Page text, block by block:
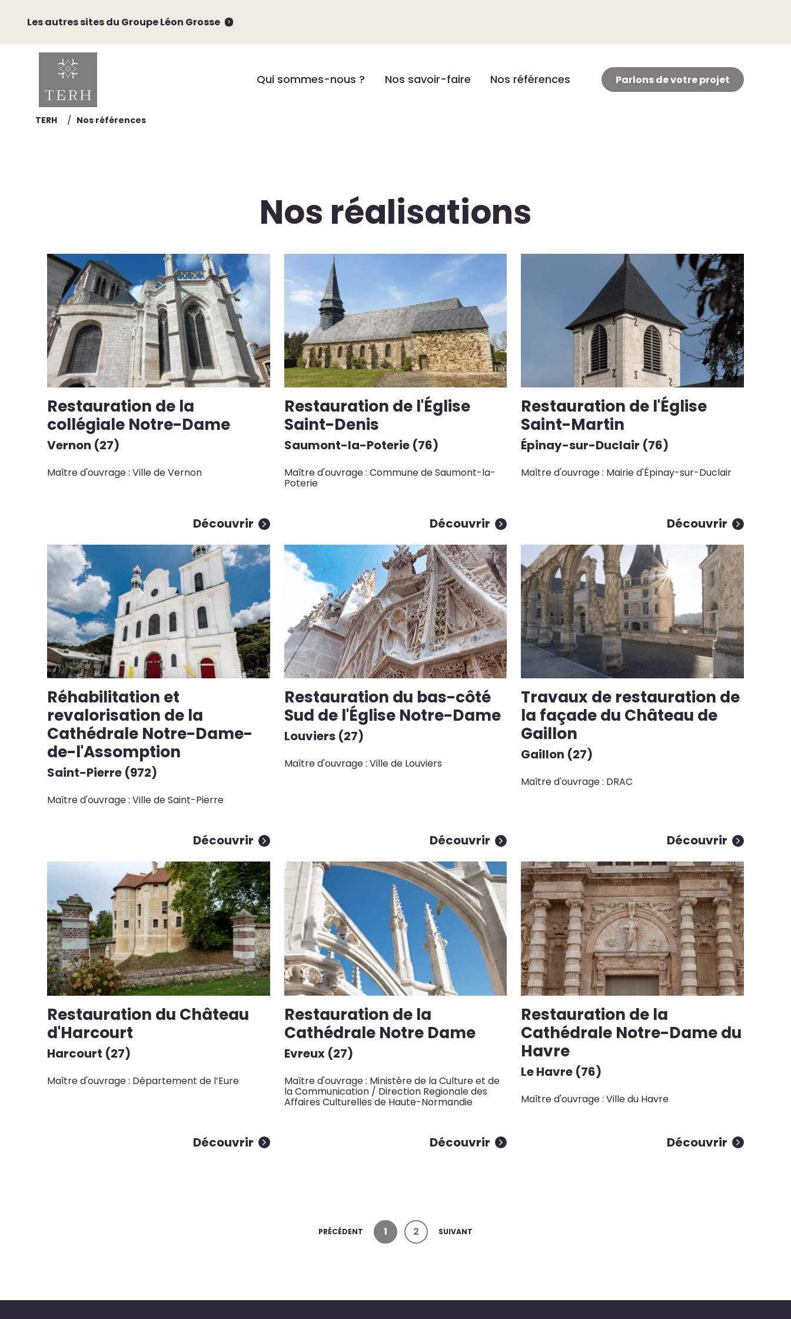
Les autres sites du Groupe Léon Grosse
Parlons de votre projet
Qui sommes-nous ? Nos savoir-faire Nos références
TERH / Nos références
Nos réalisations
Restauration de la
collégiale Notre-Dame
Vernon (27)
Maître d'ouvrage : Ville de Vernon
Découvrir
Restauration de l'Église
Saint-Denis
Saumont-la-Poterie (76)
Maître d'ouvrage : Commune de Saumont-la-
Poterie
Découvrir
Restauration de l'Église
Saint-Martin
Épinay-sur-Duclair (76)
Maître d'ouvrage : Mairie d'Épinay-sur-Duclair
Découvrir
Réhabilitation et
revalorisation de la
Cathédrale Notre-Dame-
de-l'Assomption
Saint-Pierre (972)
Maître d'ouvrage : Ville de Saint-Pierre
Découvrir
Restauration du bas-côté
Sud de l'Église Notre-Dame
Louviers (27)
Maître d'ouvrage : Ville de Louviers
Découvrir
Travaux de restauration de
la façade du Château de
Gaillon
Gaillon (27)
Maître d'ouvrage : DRAC
Découvrir
Restauration du Château
d'Harcourt
Harcourt (27)
Maître d'ouvrage : Département de l’Eure
Découvrir
Restauration de la
Cathédrale Notre Dame
Evreux (27)
Maître d'ouvrage : Ministère de la Culture et de
la Communication / Direction Regionale des
Affaires Culturelles de Haute-Normandie
Découvrir
Restauration de la
Cathédrale Notre-Dame du
Havre
Le Havre (76)
Maître d'ouvrage : Ville du Havre
Découvrir
PRÉCÉDENT 1 2 SUIVANT